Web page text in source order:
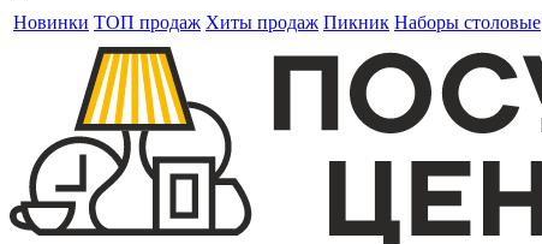
Новинки ТОП продаж Хиты продаж Пикник Наборы столовые